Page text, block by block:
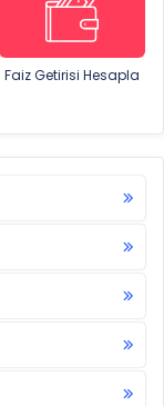
Faiz Getirisi Hesapla